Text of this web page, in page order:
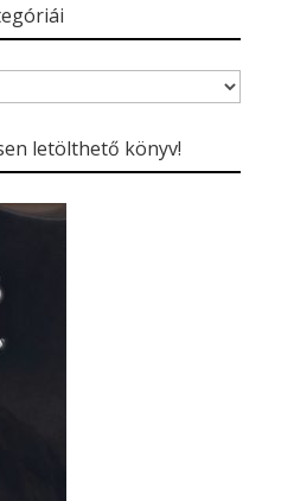
letölthető könyv!